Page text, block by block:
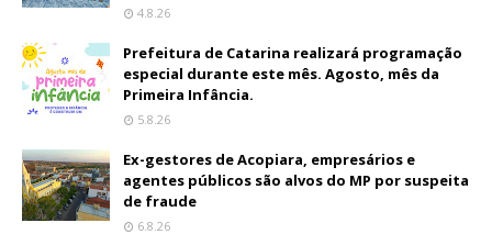
4.8.26
Prefeitura de Catarina realizará programação
especial durante este mês. Agosto, mês da
Primeira Infância.
5.8.26
Ex-gestores de Acopiara, empresários e
agentes públicos são alvos do MP por suspeita
de fraude
6.8.26